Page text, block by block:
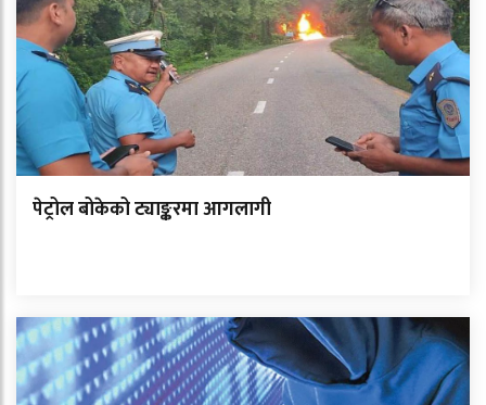
पेट्रोल बोकेको ट्याङ्करमा आगलागी